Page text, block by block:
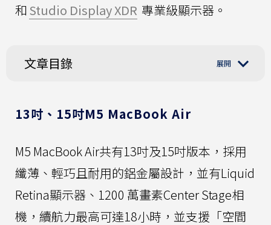
和Studio Display XDR 專業級顯示器。
文章目錄
13吋、15吋M5 MacBook Air
M5 MacBook Air共有13吋及15吋版本，採用
纖薄、輕巧且耐用的鋁金屬設計，並有Liquid
Retina顯示器、1200 萬畫素Center Stage相
機，續航力最高可達18小時，並支援「空間